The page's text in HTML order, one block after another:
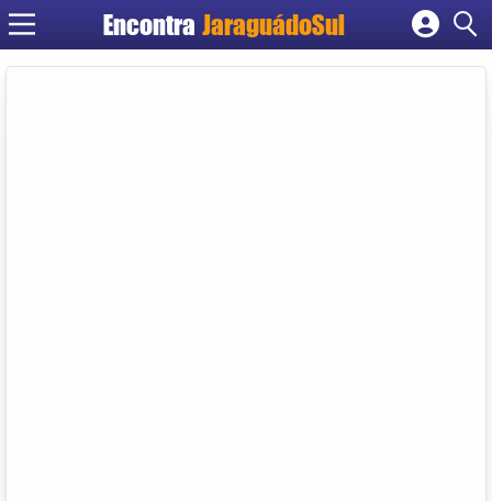
Encontra JaraguádoSul
Cadastrar empresa